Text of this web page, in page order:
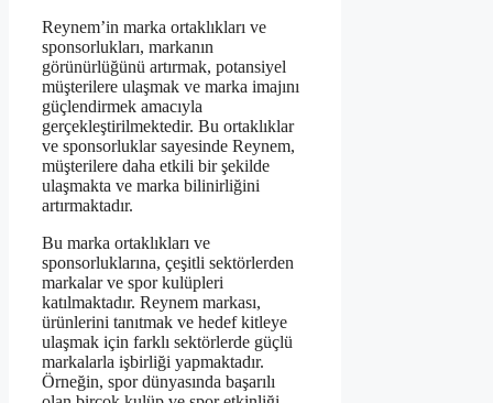
Reynem’in marka ortaklıkları ve
sponsorlukları, markanın
görünürlüğünü artırmak, potansiyel
müşterilere ulaşmak ve marka imajını
güçlendirmek amacıyla
gerçekleştirilmektedir. Bu ortaklıklar
ve sponsorluklar sayesinde Reynem,
müşterilere daha etkili bir şekilde
ulaşmakta ve marka bilinirliğini
artırmaktadır.
Bu marka ortaklıkları ve
sponsorluklarına, çeşitli sektörlerden
markalar ve spor kulüpleri
katılmaktadır. Reynem markası,
ürünlerini tanıtmak ve hedef kitleye
ulaşmak için farklı sektörlerde güçlü
markalarla işbirliği yapmaktadır.
Örneğin, spor dünyasında başarılı